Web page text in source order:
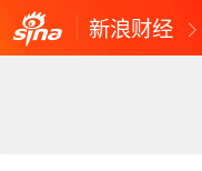
新浪财经